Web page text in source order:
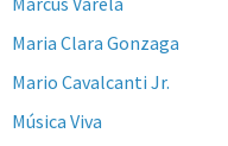
Maria Clara Gonzaga
Mario Cavalcanti Jr.
Música Viva